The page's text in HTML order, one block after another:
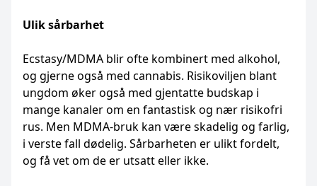
Ulik sårbarhet
Ecstasy/MDMA blir ofte kombinert med ­alkohol,
og gjerne også med cannabis. Risikoviljen blant
ungdom øker også med ­gjentatte budskap i
mange kanaler om en fantastisk og nær risikofri
rus. Men MDMA-bruk kan være skadelig og farlig,
i verste fall dødelig. ­Sårbarheten er ulikt fordelt,
og få vet om de er utsatt eller ikke.